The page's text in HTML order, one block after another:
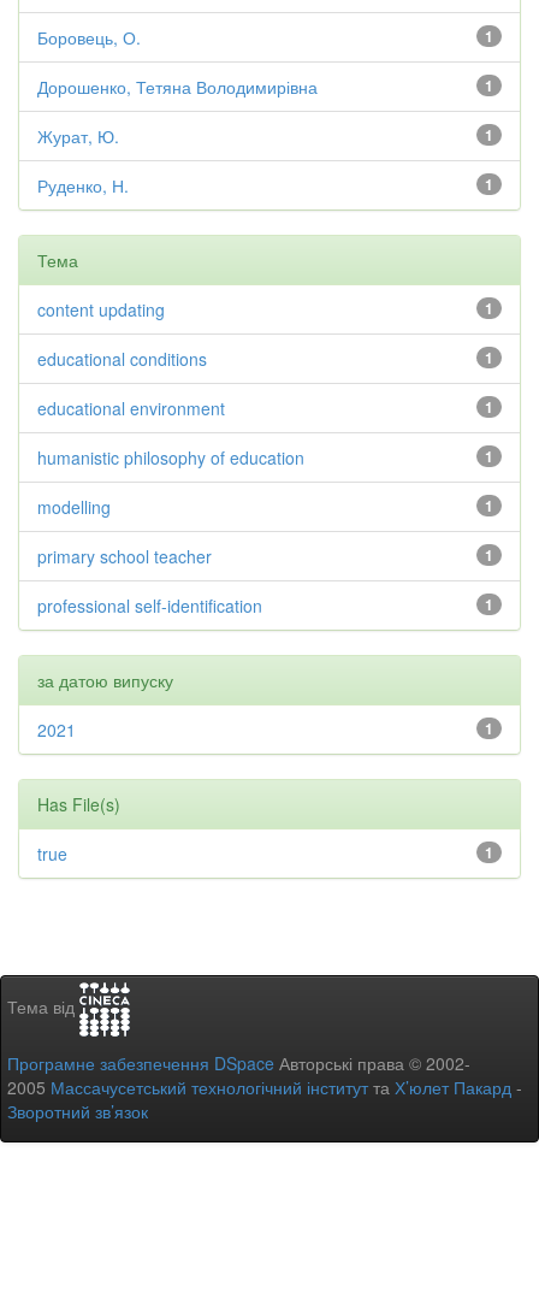
1
Боровець, О.
1
Дорошенко, Тетяна Володимирівна
1
Журат, Ю.
1
Руденко, Н.
Тема
1
content updating
1
educational conditions
1
educational environment
1
humanistic philosophy of education
1
modelling
1
primary school teacher
1
professional self-identification
за датою випуску
1
2021
Has File(s)
1
true
Тема від
Програмне забезпечення DSpace Авторські права © 2002-
2005 Массачусетський технологічний інститутта Х’юлет Пакард -
Зворотний зв’язок